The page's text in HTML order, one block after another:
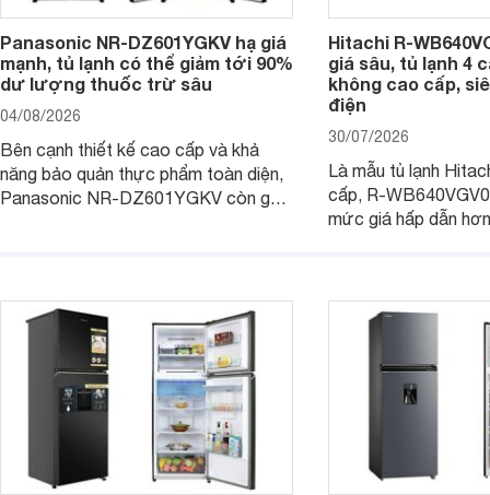
Panasonic NR-DZ601YGKV hạ giá
mạnh, tủ lạnh có thể giảm tới 90%
dư lượng thuốc trừ sâu
04/08/2026
Bên cạnh thiết kế cao cấp và khả
năng bảo quản thực phẩm toàn diện,
Panasonic NR-DZ601YGKV còn gây
Hitachi R-
giá sâu, tủ lạnh 4
không cao cấp,
điện
30/07/2026
Là mẫu tủ lạnh
cấp, R-
mức giá hấp dẫn
nhiều công nghệ.